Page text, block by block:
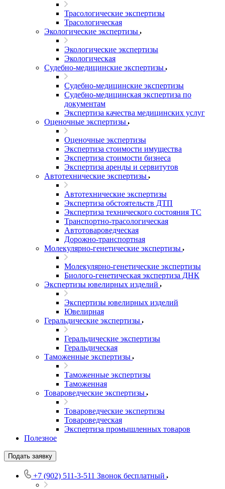
Трасологические экспертизы
Трасологическая
Экологические экспертизы
Экологические экспертизы
Экологическая
Судебно-медицинские экспертизы
Судебно-медицинские экспертизы
Судебно-медицинская экспертиза по
документам
Экспертиза качества медицинских услуг
Оценочные экспертизы
Оценочные экспертизы
Экспертиза стоимости имущества
Экспертиза стоимости бизнеса
Экспертиза аренды и сервитутов
Автотехнические экспертизы
Автотехнические экспертизы
Экспертиза обстоятельств ДТП
Экспертиза технического состояния ТС
Транспортно-трасологическая
Автотовароведческая
Дорожно-транспортная
Молекулярно-генетические экспертизы
Молекулярно-генетические экспертизы
Биолого-генетическая экспертиза ДНК
Экспертизы ювелирных изделий
Экспертизы ювелирных изделий
Ювелирная
Геральдические экспертизы
Геральдические экспертизы
Геральдическая
Таможенные экспертизы
Таможенные экспертизы
Таможенная
Товароведческие экспертизы
Товароведческие экспертизы
Товароведческая
Экспертиза промышленных товаров
Полезное
Подать заявку
+7 (902) 511-3-511 Звонок бесплатный